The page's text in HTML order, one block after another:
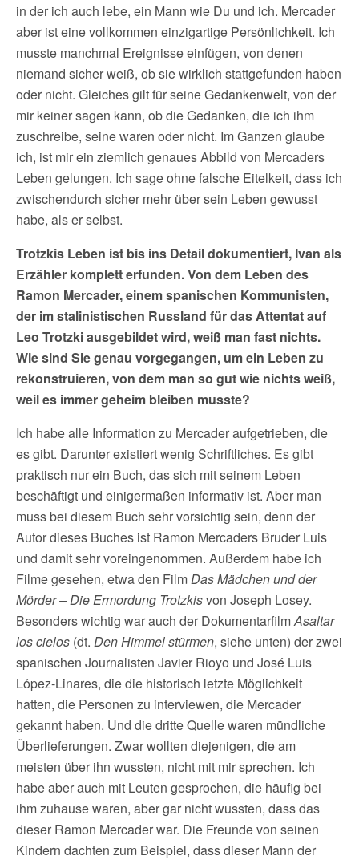
in der ich auch lebe, ein Mann wie Du und ich. Mercader
aber ist eine vollkommen einzigartige Persönlichkeit. Ich
musste manchmal Ereignisse einfügen, von denen
niemand sicher weiß, ob sie wirklich stattgefunden haben
oder nicht. Gleiches gilt für seine Gedankenwelt, von der
mir keiner sagen kann, ob die Gedanken, die ich ihm
zuschreibe, seine waren oder nicht. Im Ganzen glaube
ich, ist mir ein ziemlich genaues Abbild von Mercaders
Leben gelungen. Ich sage ohne falsche Eitelkeit, dass ich
zwischendurch sicher mehr über sein Leben gewusst
habe, als er selbst.
Trotzkis Leben ist bis ins Detail dokumentiert, Ivan als
Erzähler komplett erfunden. Von dem Leben des
Ramon Mercader, einem spanischen Kommunisten,
der im stalinistischen Russland für das Attentat auf
Leo Trotzki ausgebildet wird, weiß man fast nichts.
Wie sind Sie genau vorgegangen, um ein Leben zu
rekonstruieren, von dem man so gut wie nichts weiß,
weil es immer geheim bleiben musste?
Ich habe alle Information zu Mercader aufgetrieben, die
es gibt. Darunter existiert wenig Schriftliches. Es gibt
praktisch nur ein Buch, das sich mit seinem Leben
beschäftigt und einigermaßen informativ ist. Aber man
muss bei diesem Buch sehr vorsichtig sein, denn der
Autor dieses Buches ist Ramon Mercaders Bruder Luis
und damit sehr voreingenommen. Außerdem habe ich
Filme gesehen, etwa den FilmDas Mädchen und der
Mörder – Die Ermordung Trotzkisvon Joseph Losey.
Besonders wichtig war auch der DokumentarfilmAsaltar
los cielos (dt. Den Himmel stürmen, siehe unten) der zwei
spanischen Journalisten Javier Rioyo und José Luis
López-Linares, die die historisch letzte Möglichkeit
hatten, die Personen zu interviewen, die Mercader
gekannt haben. Und die dritte Quelle waren mündliche
Überlieferungen. Zwar wollten diejenigen, die am
meisten über ihn wussten, nicht mit mir sprechen. Ich
habe aber auch mit Leuten gesprochen, die häufig bei
ihm zuhause waren, aber gar nicht wussten, dass das
dieser Ramon Mercader war. Die Freunde von seinen
Kindern dachten zum Beispiel, dass dieser Mann der